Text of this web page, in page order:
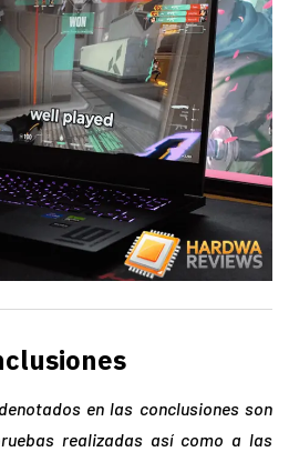
en las conclusiones son
realizadas así como a las